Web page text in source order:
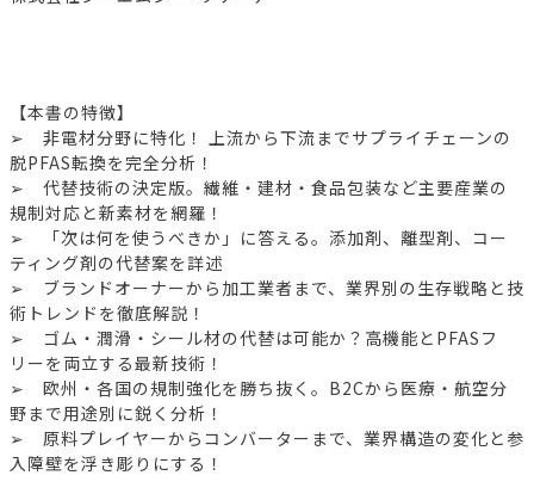
【本書の特徴】
➢ 非電材分野に特化！ 上流から下流までサプライチェーンの
脱PFAS転換を完全分析！
➢ 代替技術の決定版。繊維・建材・食品包装など主要産業の
規制対応と新素材を網羅！
➢ 「次は何を使うべきか」に答える。添加剤、離型剤、コー
ティング剤の代替案を詳述
➢ ブランドオーナーから加工業者まで、業界別の生存戦略と技
術トレンドを徹底解説！
➢ ゴム・潤滑・シール材の代替は可能か？高機能とPFASフ
リーを両立する最新技術！
➢ 欧州・各国の規制強化を勝ち抜く。B2Cから医療・航空分
野まで用途別に鋭く分析！
➢ 原料プレイヤーからコンバーターまで、業界構造の変化と参
入障壁を浮き彫りにする！